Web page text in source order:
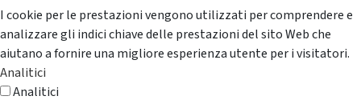
I cookie per le prestazioni vengono utilizzati per comprendere e
analizzare gli indici chiave delle prestazioni del sito Web che
aiutano a fornire una migliore esperienza utente per i visitatori.
Analitici
Analitici